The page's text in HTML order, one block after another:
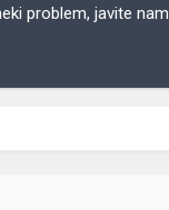
problem, javite nam